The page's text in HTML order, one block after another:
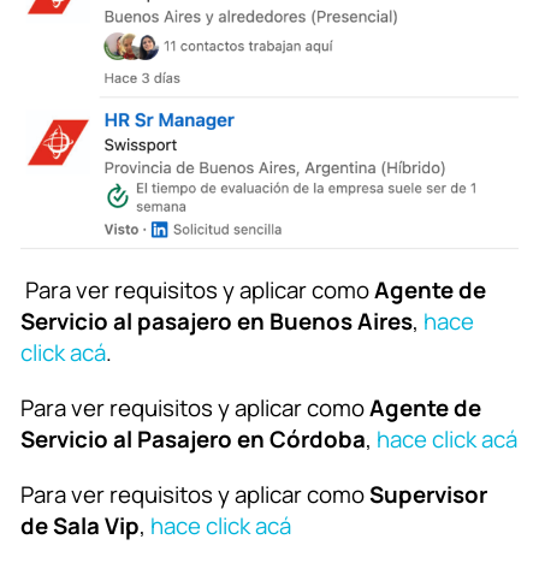
Para ver requisitos y aplicar comoAgente de
Servicio al pasajero en Buenos Aires, hace
click acá.
Para ver requisitos y aplicar comoAgente de
Servicio al Pasajero en Córdoba, hace click acá
Para ver requisitos y aplicar comoSupervisor
de Sala Vip, hace click acá